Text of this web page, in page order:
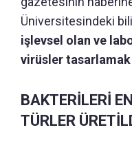
Üniversitesindeki
işlevsel olan ve
virüsler tasarlamak
BAKTERİLERİ
TÜRLER